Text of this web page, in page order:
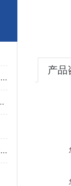
超低吸附细胞培养：深耕场景应用，赋能生命科学进阶新动能
检测的核心试剂支撑
探索微生物培养基中的营养成分对其生长的影响
产品